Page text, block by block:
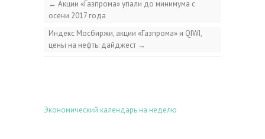
← Акции «Газпрома» упали до минимума с
осени 2017 года
Индекс Мосбиржи, акции «Газпрома» и QIWI,
цены на нефть: дайджест →
Экономический календарь на неделю